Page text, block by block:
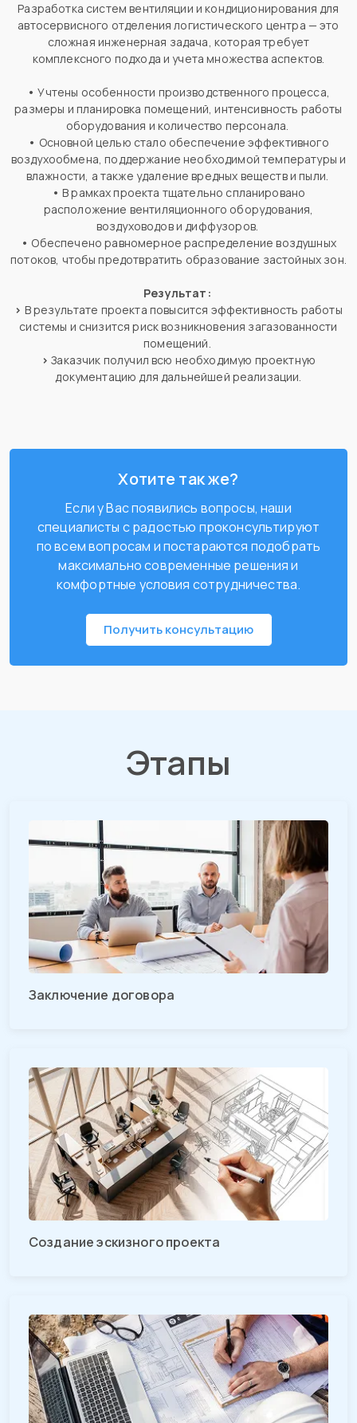
Разработка систем вентиляции и кондиционирования для
автосервисного отделения логистического центра — это
сложная инженерная задача, которая требует
комплексного подхода и учета множества аспектов.
• Учтены особенности производственного процесса,
размеры и планировка помещений, интенсивность работы
оборудования и количество персонала.
• Основной целью стало обеспечение эффективного
воздухообмена, поддержание необходимой температуры и
влажности, а также удаление вредных веществ и пыли.
• В рамках проекта тщательно спланировано
расположение вентиляционного оборудования,
воздуховодов и диффузоров.
• Обеспечено равномерное распределение воздушных
потоков, чтобы предотвратить образование застойных зон.
Результат:
> В результате проекта повысится эффективность работы
системы и снизится риск возникновения загазованности
помещений.
>Заказчик получил всю необходимую проектную
документацию для дальнейшей реализации.
Хотите так же?
Если у Вас появились вопросы, наши
специалисты с радостью проконсультируют
по всем вопросам и постараются подобрать
максимально современные решения и
комфортные условия сотрудничества.
Получить консультацию
Этапы
Заключение договора
Создание эскизного проекта